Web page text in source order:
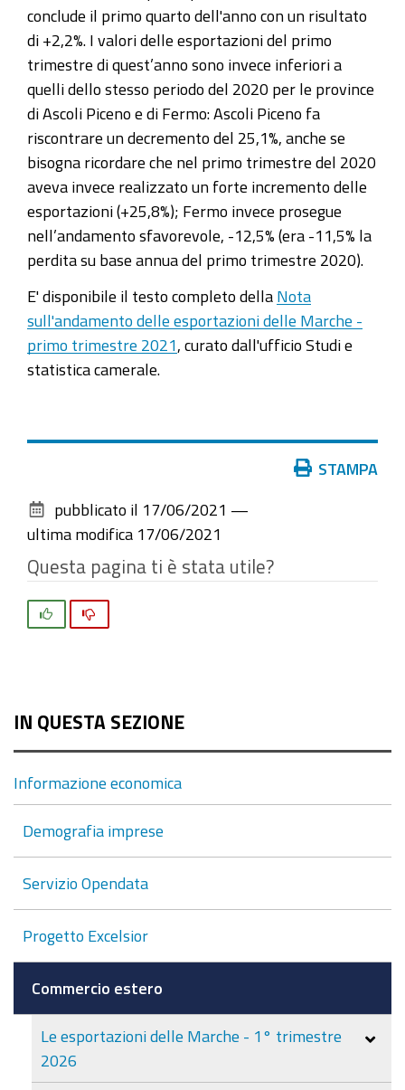
conclude il primo quarto dell'anno con un risultato
di +2,2%. I valori delle esportazioni del primo
trimestre di quest’anno sono invece inferiori a
quelli dello stesso periodo del 2020 per le province
di Ascoli Piceno e di Fermo: Ascoli Piceno fa
riscontrare un decremento del 25,1%, anche se
bisogna ricordare che nel primo trimestre del 2020
aveva invece realizzato un forte incremento delle
esportazioni (+25,8%); Fermo invece prosegue
nell’andamento sfavorevole, -12,5% (era -11,5% la
perdita su base annua del primo trimestre 2020).
E' disponibile il testo completo della Nota
sull'andamento delle esportazioni delle Marche -
primo trimestre 2021 , curato dall'ufficio Studi e
statistica camerale.
documento
STAMPA
pubblicato il 17/06/2021 —
ultima modifica 17/06/2021
Questa pagina ti è stata utile?
IN QUESTA SEZIONE
Informazione economica
Demografia imprese
Servizio Opendata
Progetto Excelsior
Commercio estero
Le esportazioni delle Marche - 1° trimestre
2026